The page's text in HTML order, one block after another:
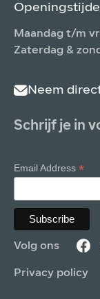
Maandag t/m
Zaterdag &
Neem
Schrijf je in
Email Address*
Volg ons
Privacy policy